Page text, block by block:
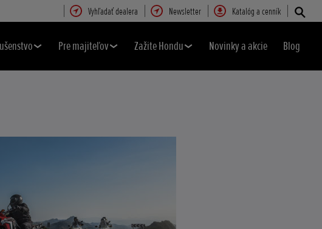
Vyhľadať dealera Newsletter Katalóg a cenník
Pre majiteľov Zažite Hondu Novinky a akcie Blog